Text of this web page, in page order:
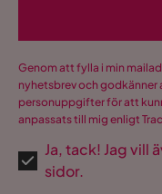
Genom att fylla i min
nyhetsbrev och godkänner
personuppgifter för att
anpassats till mig enligt
Ja, tack! Jag vill
sidor.